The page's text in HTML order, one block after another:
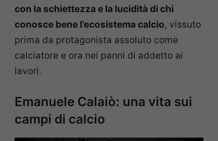
con la schiettezza e la lucidità di chi
conosce bene l’ecosistema calcio, vissuto
prima da protagonista assoluto come
calciatore e ora nei panni di addetto ai
lavori.
Emanuele Calaiò: una vita sui
campi di calcio